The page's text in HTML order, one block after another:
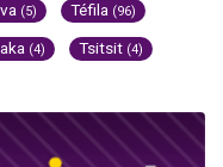
(5) Téfila (96)
(4) Tsitsit (4)